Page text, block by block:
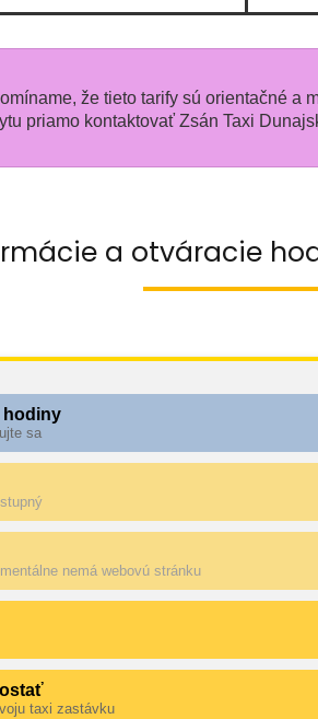
že tieto tarify sú orientačné a
priamo kontaktovať Zsán Taxi
a otváracie
hodiny
sa
nemá webovú stránku
taxi zastávku